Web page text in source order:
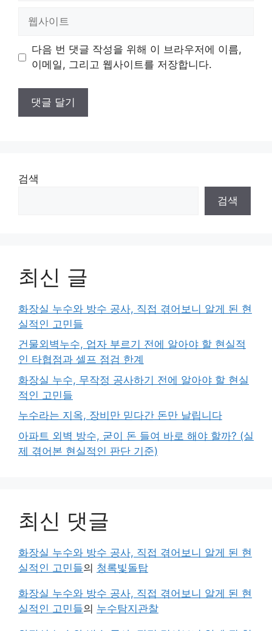
트
다음 번 댓글 작성을 위해 이 브라우저에 이름,
이메일, 그리고 웹사이트를 저장합니다.
검색
검색
최신 글
화장실 누수와 방수 공사, 직접 겪어보니 알게 된 현
실적인 고민들
건물외벽누수, 업자 부르기 전에 알아야 할 현실적
인 타협점과 셀프 점검 한계
화장실 누수, 무작정 공사하기 전에 알아야 할 현실
적인 고민들
누수라는 지옥, 장비만 믿다간 돈만 날립니다
아파트 외벽 방수, 굳이 돈 들여 바로 해야 할까? (실
제 겪어본 현실적인 판단 기준)
최신 댓글
화장실 누수와 방수 공사, 직접 겪어보니 알게 된 현
실적인 고민들의 청록빛돌탑
화장실 누수와 방수 공사, 직접 겪어보니 알게 된 현
실적인 고민들의 누수탐지관찰